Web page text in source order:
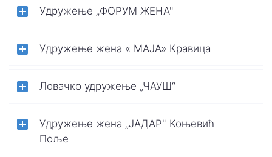
Удружење „ФОРУМ ЖЕНА"
Удружење жена « МАЈА» Кравица
Ловачко удружење „ЧАУШ“
Удружење жена „ЈАДАР" Коњевић
Поље